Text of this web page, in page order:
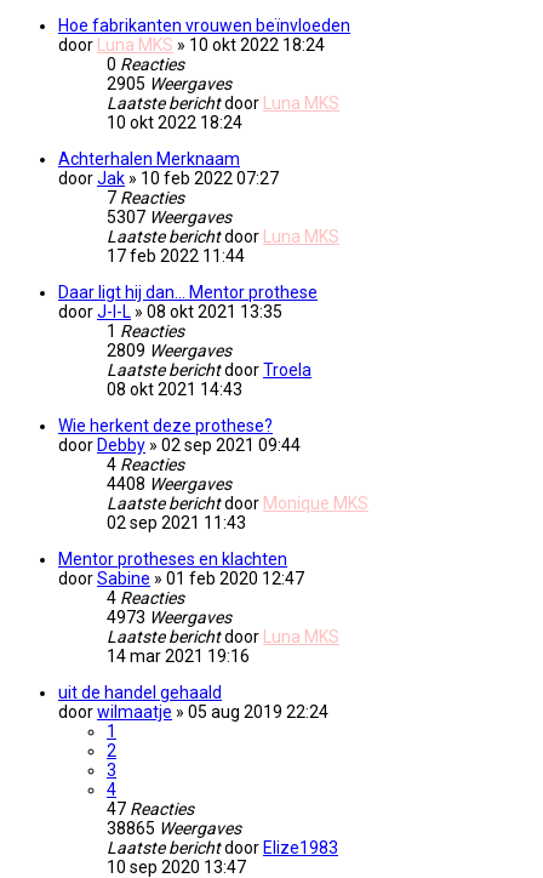
Hoe fabrikanten vrouwen beïnvloeden
door
Luna MKS » 10 okt 2022 18:24
0 Reacties
2905 Weergaves
Laatste berichtdoor
Luna MKS
10 okt 2022 18:24
Achterhalen Merknaam
doorJak » 10 feb 2022 07:27
7 Reacties
5307 Weergaves
Laatste berichtdoor
Luna MKS
17 feb 2022 11:44
Daar ligt hij dan... Mentor prothese
doorJ-I-L » 08 okt 2021 13:35
1 Reacties
2809 Weergaves
Laatste berichtdoorTroela
08 okt 2021 14:43
Wie herkent deze prothese?
door Debby » 02 sep 2021 09:44
4 Reacties
4408 Weergaves
Laatste berichtdoor Monique MKS
02 sep 2021 11:43
Mentor protheses en klachten
doorSabine » 01 feb 2020 12:47
4 Reacties
4973 Weergaves
Laatste berichtdoor
Luna MKS
14 mar 2021 19:16
uit de handel gehaald
doorwilmaatje » 05 aug 2019 22:24
1
2
3
4
47 Reacties
38865 Weergaves
Laatste berichtdoor Elize1983
10 sep 2020 13:47